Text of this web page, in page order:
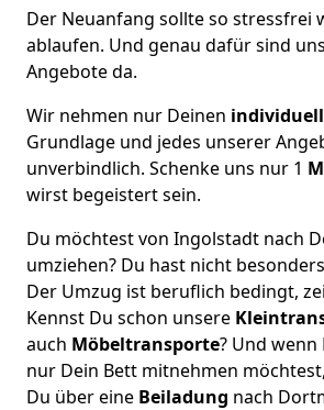
Der Neuanfang sollte so stressfrei
ablaufen. Und genau dafür sind
Angebote da.
Wir nehmen nur Deinen
Grundlage und jedes unserer
unverbindlich. Schenke uns nur 1
wirst begeistert sein.
Du möchtest von Ingolstadt nach
umziehen? Du hast nicht
Der Umzug ist beruflich bedingt,
Kennst Du schon unsere
auch Möbeltransporte? Und wenn
nur Dein Bett mitnehmen
Du über eine Beiladung nach